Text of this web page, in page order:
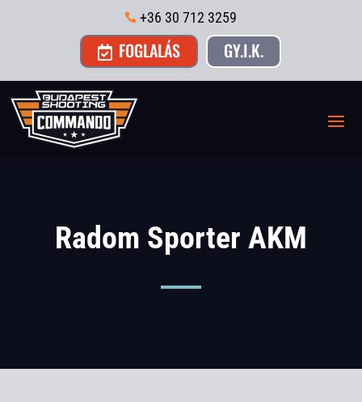
 +36 30 712 3259
 FOGLALÁS GY.I.K.
Radom Sporter AKM